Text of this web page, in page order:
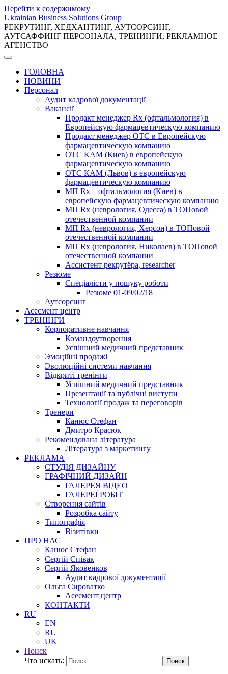
Перейти к содержимому
Ukrainian Business Solutions Group
РЕКРУТИНГ, ХЕДХАНТИНГ, АУТСОРСИНГ,
АУТСАФФИНГ ПЕРСОНАЛА, ТРЕНИНГИ, РЕКЛАМНОЕ
АГЕНСТВО
ГОЛОВНА
НОВИНИ
Персонал
Аудит кадрової документації
Вакансії
Продакт менеджер Rx (офтальмология) в
Европейскую фармацевтическую компанию
Продакт менеджер ОТС в Европейскую
фармацевтическую компанию
ОТС КАМ (Киев) в европейскую
фармацевтическую компанию
ОТС КАМ (Львов) в европейскую
фармацевтическую компанию
МП Rx – офтальмология (Киев) в
европейскую фармацевтическую компанию
МП Rx (неврология, Одесса) в ТОПовой
отечественной компании
МП Rx (неврология, Херсон) в ТОПовой
отечественной компании
МП Rx (неврология, Николаев) в ТОПовой
отечественной компании
Ассистент рекрутёра, researcher
Резюме
Cпеціалісти у пошуку роботи
Резюме 01-09/02/18
Аутсорсинг
Асесмент центр
ТРЕНІНГИ
Корпоративне навчання
Командоутворення
Успішний медичний представник
Эмоційні продажі
Эволюційні системи навчання
Відкриті тренінги
Успішний медичний представник
Презентації та публічні виступи
Технології продаж та переговорів
Тренери
Канюс Стефан
Дмитро Красюк
Рекомендована література
Література з маркетингу
РЕКЛАМА
СТУДІЯ ДИЗАЙНУ
ГРАФІЧНИЙ ДИЗАЙН
ГАЛЕРЕЯ ВІДЕО
ГАЛЕРЕЇ РОБІТ
Створення сайтів
Розробка сайту
Типографія
Візитівки
ПРО НАС
Канюс Стефан
Сергій Співак
Сергій Яковенков
Аудит кадрової документації
Ольга Сироватко
Асесмент центр
КОНТАКТИ
RU
EN
RU
UK
Поиск
Что искать:
Поиск